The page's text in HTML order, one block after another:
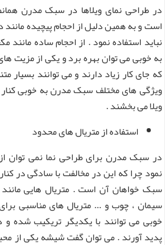
در طراحی نمای ویلاها در سبک مدرن
است و به همین دلیل از احجام پیچیده
نباید استفاده نمود . از احجام ساده
به خوبی می توان بهره برد و یکی از مزیت
که جای کار زیاد دارند و می توانند بسیار
ویژگی های مختلف سبک مدرن به خوبی کنار
ویلا می بخشند .
استفاده از متریال های محدود
در سبک مدرن برای طراحی نما نمی توان
نمود چرا که این در مخالفت با سادگی در
سبک خواهان آن است . متریال هایی
سیمان ، چوب و ... متریال های مناسبی
خوبی می توانند با یکدیگر تریکیب شده و
پدید آورند . می توان گفت شیشه یکی از